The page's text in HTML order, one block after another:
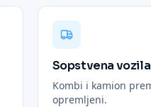
Sopstvena vozila
Kombi i kamion
opremljeni.